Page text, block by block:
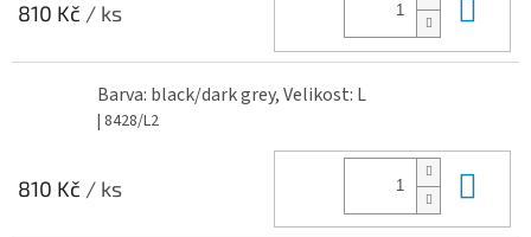
810 Kč / ks
Barva: black/dark grey, Velikost: L
| 8428/L2
810 Kč / ks